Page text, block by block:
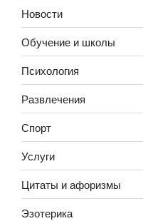
Новости
Обучение и школы
Психология
Развлечения
Спорт
Услуги
Цитаты и афоризмы
Эзотерика